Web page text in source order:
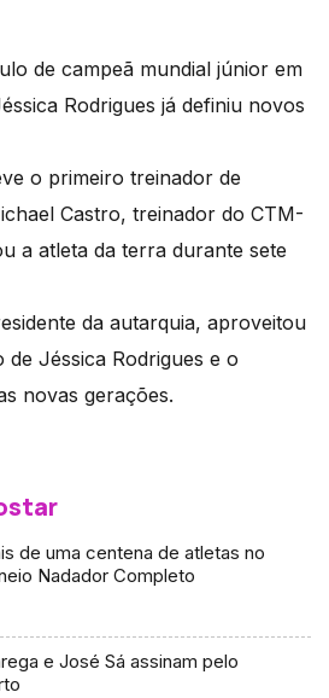
de campeã mundial júnior em
Rodrigues já definiu novos
o primeiro treinador de
Castro, treinador do CTM-
a atleta da terra durante sete
da autarquia, aproveitou
Jéssica Rodrigues e o
novas gerações.
de uma centena de atletas no
Nadador Completo
e José Sá assinam pelo